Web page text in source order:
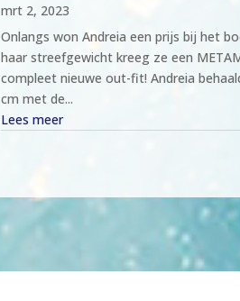
mrt 2, 2023
Onlangs won Andreia een prijs bij het
haar streefgewicht kreeg ze een
compleet nieuwe out-fit! Andreia
cm met de...
Lees meer